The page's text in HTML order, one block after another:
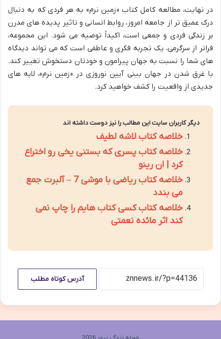
در نهایت، مطالعه کامل کتاب «زمین نرم» به هر فردی که به دنبال
درک عمیق تر از جامعه امروز، روابط انسانی و تاثیر پدیده های مدرن
بر زندگی فردی و جمعی است، اکیداً توصیه می شود. این مجموعه،
فراتر از سرگرمی، یک تجربه فکری و عاطفی است که می تواند دیدگاه
های شما را نسبت به جهان پیرامون و خودتان دستخوش تغییر کند.
با غرق شدن در جهان بینی آیین نوروزی در «زمین نرم»، لایه های
جدیدی از واقعیت را کشف خواهید کرد.
دیگر کاربران سایت این مطالب را نیز دوست داشته اند
خلاصه کتاب لاشه لطیف
خلاصه کتاب پسری که بستنی یخی رو اختراع
کرد | ان رینو
خلاصه کتاب ریاضی با موشی 7 – آلبرت جمع
می بندد
خلاصه کتاب کسی کتاب هایم را چاپ نمی
کند اثر مائده نعمتی
آدرس کوتاه مطلب